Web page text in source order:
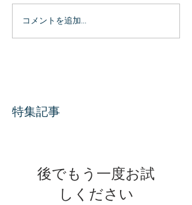
コメントを追加…
特集記事
後でもう一度お試
しください